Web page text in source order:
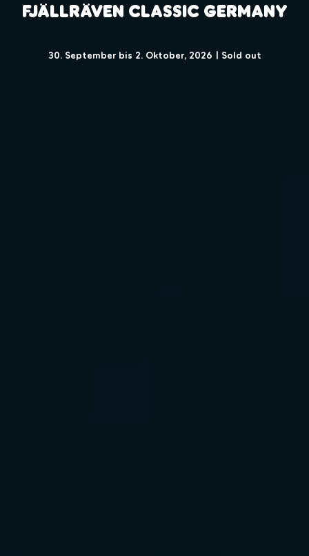
Fjällräven Classic Germany
30. September bis 2. Oktober, 2026 | Sold out